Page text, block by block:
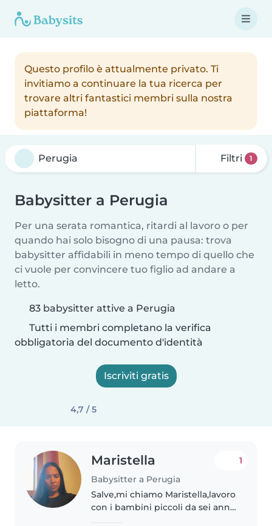
Questo profilo è attualmente privato. Ti
invitiamo a continuare la tua ricerca per
trovare altri fantastici membri sulla nostra
piattaforma!
Filtri 1
Babysitter a Perugia
Per una serata romantica, ritardi al lavoro o per
quando hai solo bisogno di una pausa: trova
babysitter affidabili in meno tempo di quello che
ci vuole per convincere tuo figlio ad andare a
letto.
83 babysitter attive a Perugia
Tutti i membri completano la verifica
obbligatoria del documento d'identità
Iscriviti gratis
4,7 / 5
Maristella
Babysitter a Perugia
1
Salve,mi chiamo Maristella,lavoro
con i bambini piccoli da sei anni